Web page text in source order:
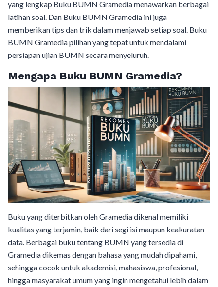
yang lengkap Buku BUMN Gramedia menawarkan berbagai
latihan soal. Dan Buku BUMN Gramedia ini juga
memberikan tips dan trik dalam menjawab setiap soal. Buku
BUMN Gramedia pilihan yang tepat untuk mendalami
persiapan ujian BUMN secara menyeluruh.
Mengapa Buku BUMN Gramedia?
Buku yang diterbitkan oleh Gramedia dikenal memiliki
kualitas yang terjamin, baik dari segi isi maupun keakuratan
data. Berbagai buku tentang BUMN yang tersedia di
Gramedia dikemas dengan bahasa yang mudah dipahami,
sehingga cocok untuk akademisi, mahasiswa, profesional,
hingga masyarakat umum yang ingin mengetahui lebih dalam